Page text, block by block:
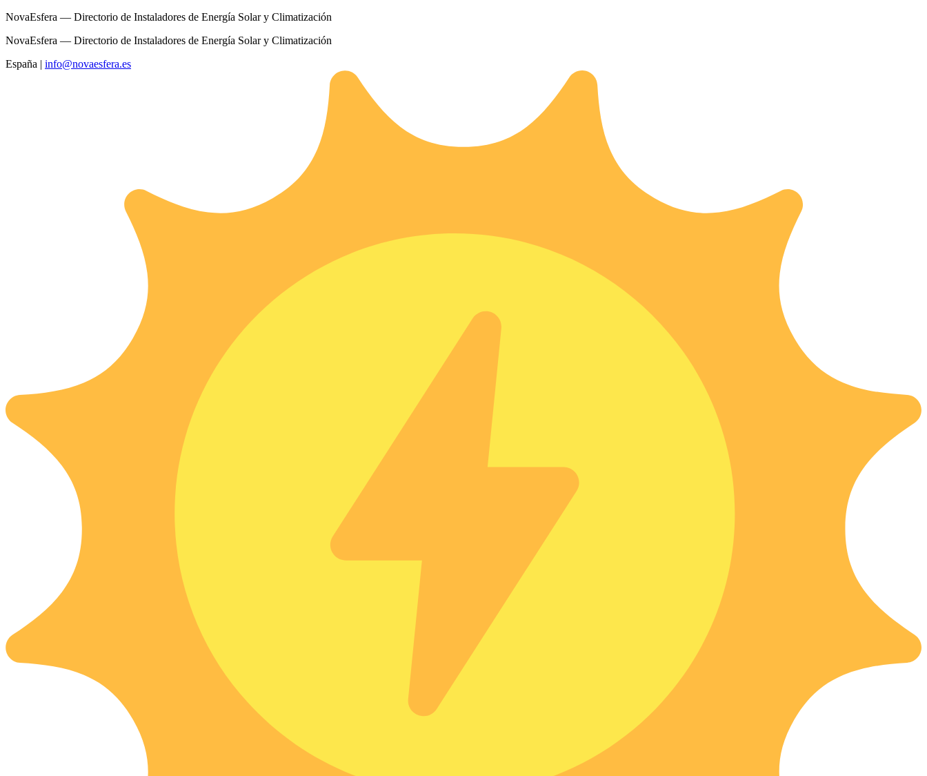
NovaEsfera — Directorio de Instaladores de Energía Solar y Climatización
NovaEsfera — Directorio de Instaladores de Energía Solar y Climatización
España | info@novaesfera.es